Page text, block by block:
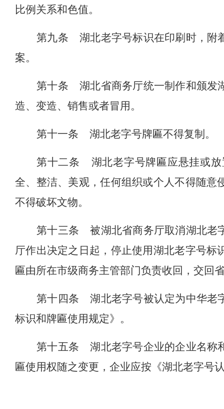
比例关系和色值。
第九条
湖北老字号标识在印刷时，附
案。
第十条
湖北省商务厅统一制作和颁发
造、变造、销售或者冒用。
第十一条 湖北老字号牌匾不得复制。
第十二条
湖北老字号牌匾应悬挂或
全、整洁、美观，任何组织或个人不得随
不得破坏文物。
第十三条
被湖北省商务厅取消湖北老
厅作出决定之日起，停止使用湖北老字号
匾由所在市级商务主管部门负责收回，交回
第十四条
湖北老字号被认定为中华老
标识和牌匾使用规定》。
第十五条
湖北老字号企业的企业名称
匾使用权随之变更，企业应按《湖北老字号